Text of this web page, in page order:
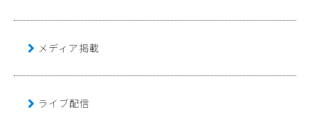
メディア掲載
ライブ配信